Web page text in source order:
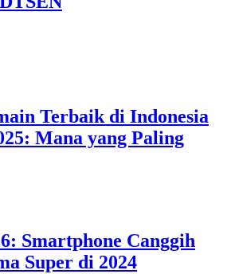
Terbaik di Indonesia
Mana yang Paling
Smartphone Canggih
Super di 2024